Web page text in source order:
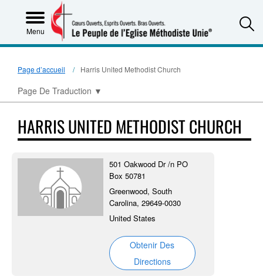
Menu
Page d’accueil Harris United Methodist Church
Page De Traduction ▼
HARRIS UNITED METHODIST CHURCH
501 Oakwood Dr /n PO
Box 50781
Greenwood, South
Carolina, 29649-0030
United States
Obtenir Des
Directions